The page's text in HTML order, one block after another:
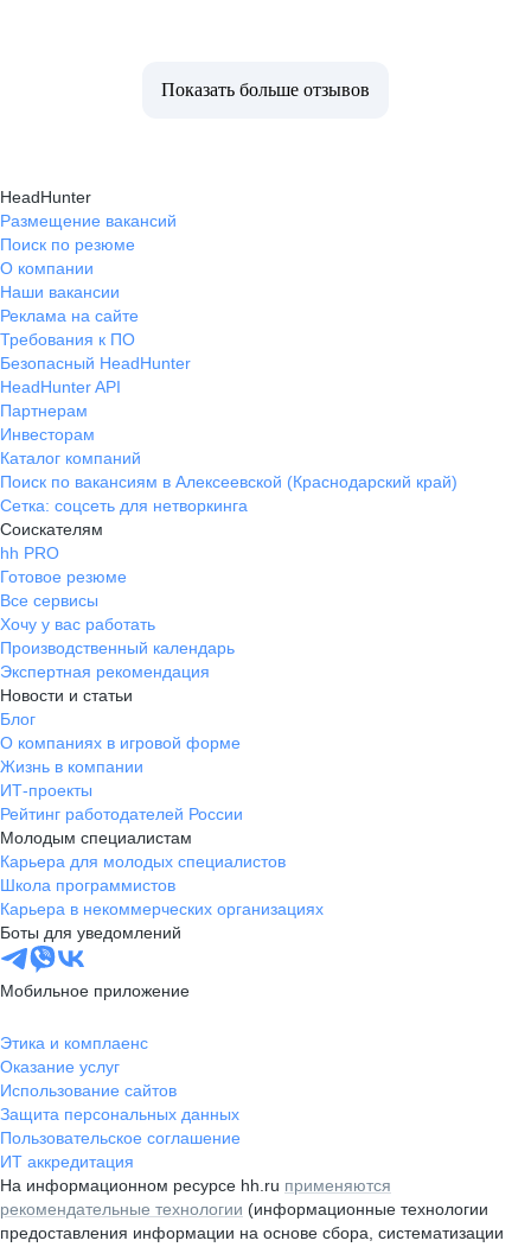
Показать больше отзывов
HeadHunter
Размещение вакансий
Поиск по резюме
О компании
Наши вакансии
Реклама на сайте
Требования к ПО
Безопасный HeadHunter
HeadHunter API
Партнерам
Инвесторам
Каталог компаний
Поиск по вакансиям в Алексеевской (Краснодарский край)
Сетка: соцсеть для нетворкинга
Соискателям
hh PRO
Готовое резюме
Все сервисы
Хочу у вас работать
Производственный календарь
Экспертная рекомендация
Новости и статьи
Блог
О компаниях в игровой форме
Жизнь в компании
ИТ-проекты
Рейтинг работодателей России
Молодым специалистам
Карьера для молодых специалистов
Школа программистов
Карьера в некоммерческих организациях
Боты для уведомлений
Мобильное приложение
Этика и комплаенс
Оказание услуг
Использование сайтов
Защита персональных данных
Пользовательское соглашение
ИТ аккредитация
На информационном ресурсе hh.ru применяются
рекомендательные технологии (информационные технологии
предоставления информации на основе сбора, систематизации